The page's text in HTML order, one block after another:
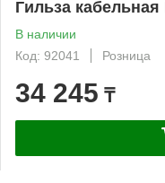
Гильза
В наличии
Код: 92041
Розница
34 245 ₸